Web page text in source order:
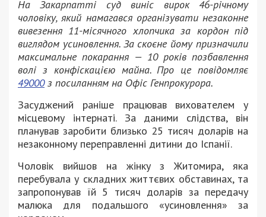
На Закарпатті суд виніс вирок 46-річному
чоловіку, який намагався організувати незаконне
вивезення 11-місячного хлопчика за кордон під
виглядом усиновлення. За скоєне йому призначили
максимальне покарання — 10 років позбавлення
волі з конфіскацією майна. Про це повідомляє
49000з посиланням на Офіс Генпрокурора.
Засуджений раніше працював вихователем у
місцевому інтернаті. За даними слідства, він
планував заробити близько 25 тисяч доларів на
незаконному переправленні дитини до Іспанії.
Чоловік вийшов на жінку з Житомира, яка
перебувала у складних життєвих обставинах, та
запропонував їй 5 тисяч доларів за передачу
малюка для подальшого «усиновлення» за